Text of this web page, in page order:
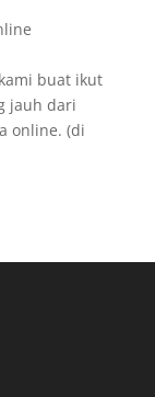
buat ikut
jauh dari
online. (di